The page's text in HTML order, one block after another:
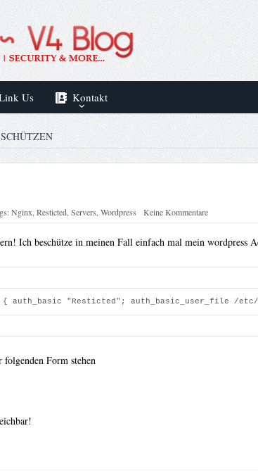
Us Kontakt
Nginx,Resticted,Servers,Wordpress Keine Kommentare
Ich beschütze in meinen Fall einfach mal mein wordpress
auth_basic "Resticted"; auth_basic_user_file /etc/
folgenden Form stehen